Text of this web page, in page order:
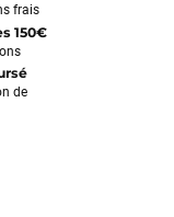
frais
150€
de